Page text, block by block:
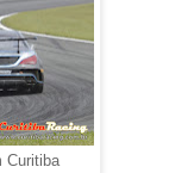
Curitiba